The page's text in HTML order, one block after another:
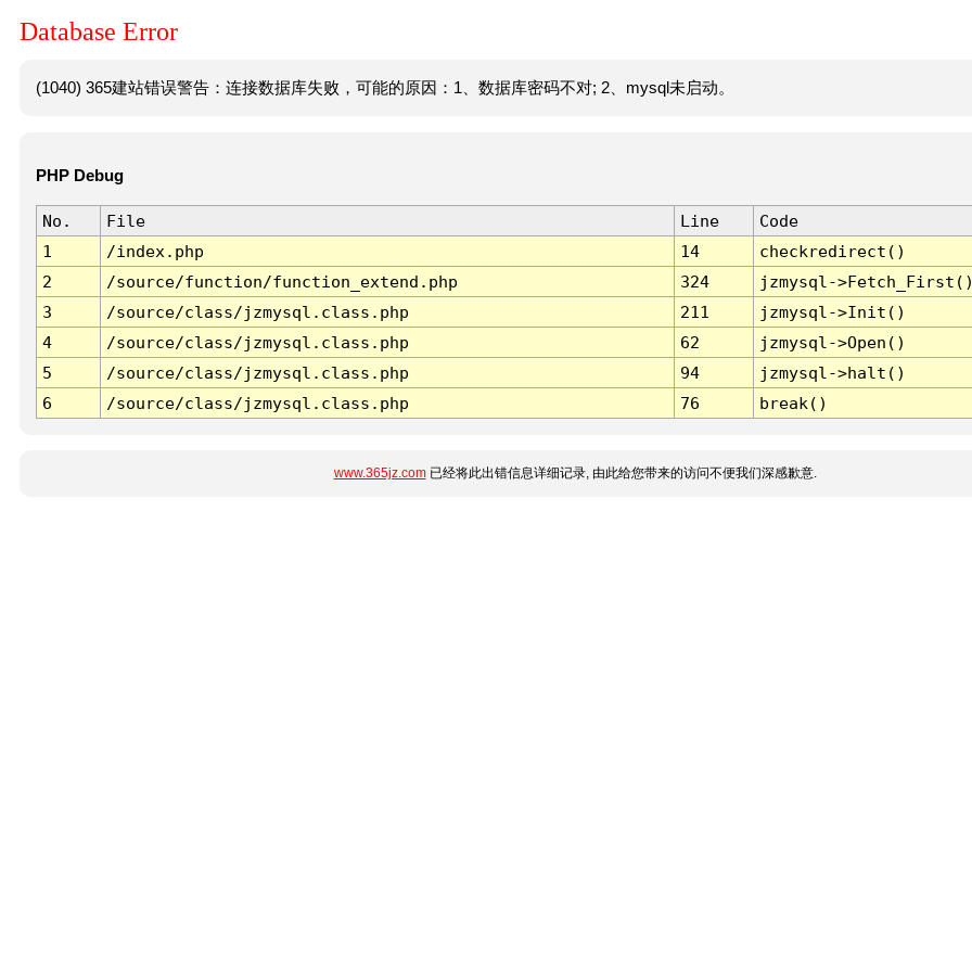
Database Error
(1040) 365建站错误警告：连接数据库失败，可能的原因：1、数据库密码不对; 2、mysql未启动。
PHP Debug
No. File Line
Code
1
/index.php 14
checkredirect()
2
/source/function/function_extend.php 324
jzmysql-
3
/source/class/jzmysql.class.php 211
jzmysql->Init()
4
/source/class/jzmysql.class.php 62
jzmysql->Open()
5
/source/class/jzmysql.class.php 94
jzmysql->halt()
6
/source/class/jzmysql.class.php 76 break()
www.365jz.com已经将此出错信息详细记录, 由此给您带来的访问不便我们深感歉意.